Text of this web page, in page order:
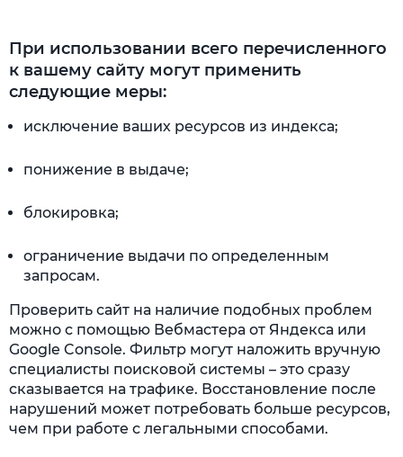
При использовании всего перечисленного
к вашему сайту могут применить
следующие меры:
исключение ваших ресурсов из индекса;
понижение в выдаче;
блокировка;
ограничение выдачи по определенным
запросам.
Проверить сайт на наличие подобных проблем
можно с помощью Вебмастера от Яндекса или
Google Console. Фильтр могут наложить вручную
специалисты поисковой системы – это сразу
сказывается на трафике. Восстановление после
нарушений может потребовать больше ресурсов,
чем при работе с легальными способами.